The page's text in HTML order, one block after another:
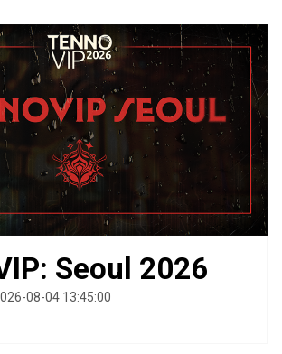
Seoul 2026
08-04 13:45:00